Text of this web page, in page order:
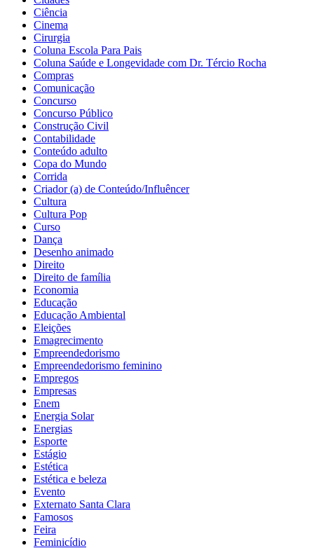
Ciência
Cinema
Cirurgia
Coluna Escola Para Pais
Coluna Saúde e Longevidade com Dr. Tércio Rocha
Compras
Comunicação
Concurso
Concurso Público
Construção Civil
Contabilidade
Conteúdo adulto
Copa do Mundo
Corrida
Criador (a) de Conteúdo/Influêncer
Cultura
Cultura Pop
Curso
Dança
Desenho animado
Direito
Direito de família
Economia
Educação
Educação Ambiental
Eleições
Emagrecimento
Empreendedorismo
Empreendedorismo feminino
Empregos
Empresas
Enem
Energia Solar
Energias
Esporte
Estágio
Estética
Estética e beleza
Evento
Externato Santa Clara
Famosos
Feira
Feminicídio